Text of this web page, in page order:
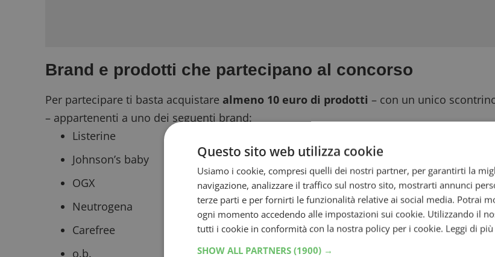
Brand e prodotti che partecipano al concorso
Per partecipare ti basta acquistare almeno 10 euro di prodotti – con un unico
– appartenenti a uno dei seguenti brand:
Listerine
Johnson’s baby
OGX
Neutrogena
Carefree
o.b.
Questo sito web utilizza cookie
Usiamo i cookie, compresi quelli dei nostri partner, per garantirti la
navigazione, analizzare il traffico sul nostro sito, mostrarti annunci
terze parti e per fornirti le funzionalità relative ai social media. Potrai
ogni momento accedendo alle impostazioni sui cookie. Utilizzando il
tutti i cookie in conformità con la nostra policy per i cookie. Leggi di più
SHOW ALL PARTNERS (1900) →